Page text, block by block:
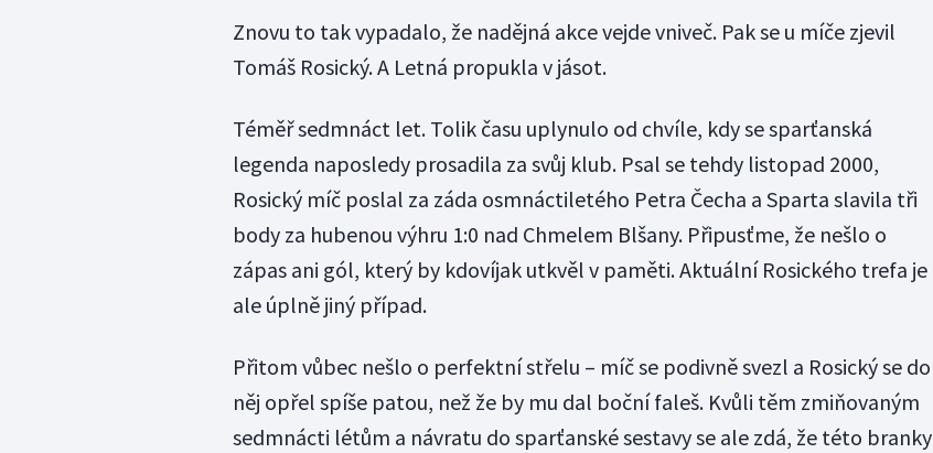
Znovu to tak vypadalo, že nadějná akce vejde vniveč. Pak se u míče zjevil
Tomáš Rosický. A Letná propukla v jásot.
Téměř sedmnáct let. Tolik času uplynulo od chvíle, kdy se sparťanská
legenda naposledy prosadila za svůj klub. Psal se tehdy listopad 2000,
Rosický míč poslal za záda osmnáctiletého Petra Čecha a Sparta slavila tři
body za hubenou výhru 1:0 nad Chmelem Blšany. Připusťme, že nešlo o
zápas ani gól, který by kdovíjak utkvěl v paměti. Aktuální Rosického trefa je
ale úplně jiný případ.
Přitom vůbec nešlo o perfektní střelu – míč se podivně svezl a Rosický se do
něj opřel spíše patou, než že by mu dal boční faleš. Kvůli těm zmiňovaným
sedmnácti létům a návratu do sparťanské sestavy se ale zdá, že této branky